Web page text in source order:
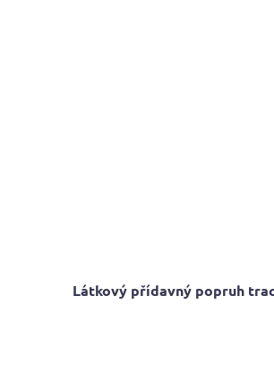
Látkový přídavný popruh